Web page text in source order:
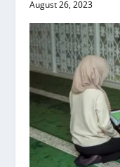
August 26, 2023